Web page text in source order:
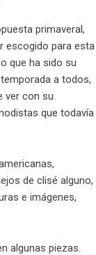
primaveral,
escogido para esta
que ha sido su
a todos,
ver con su
que todavía
de clisé alguno,
e imágenes,
algunas piezas.